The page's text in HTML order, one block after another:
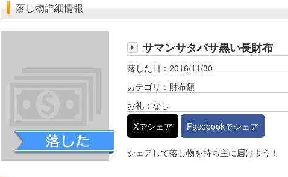
落し物詳細情報
サマンサタバサ黒い長財布
落した日：2016/11/30
カテゴリ：財布類
お礼：なし
Xでシェア
Facebookでシェア
シェアして落し物を持ち主に届けよう！